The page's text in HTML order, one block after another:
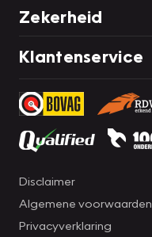
Zekerheid
Klantenservice
Disclaimer
Algemene voorwaarden
Privacyverklaring